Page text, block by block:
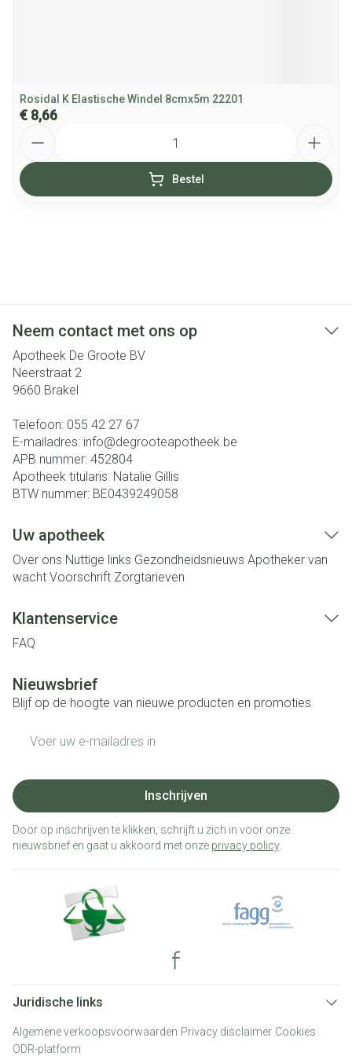
Rosidal K Elastische Windel 8cmx5m 22201
€ 8,66
Bestel
Neem contact met ons op
Apotheek De Groote BV
Neerstraat 2
9660 Brakel
Telefoon: 055 42 27 67
E-mailadres: info@degrooteapotheek.be
APB nummer: 452804
Apotheek titularis: Natalie Gillis
BTW nummer: BE0439249058
Uw apotheek
Over ons Nuttige links Gezondheidsnieuws Apotheker van
wacht Voorschrift Zorgtarieven
Klantenservice
FAQ
Nieuwsbrief
Blijf op de hoogte van nieuwe producten en promoties
Inschrijven
Door op inschrijven te klikken, schrijft u zich in voor onze
nieuwsbrief en gaat u akkoord met onze privacy policy.
Juridische links
Algemene verkoopsvoorwaarden Privacy disclaimer Cookies
ODR-platform